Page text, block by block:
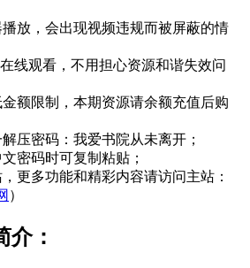
放，会出现视频违规而被屏蔽的情
线观看，不用担心资源和谐失效问
额限制，本期资源请余额充值后购
压密码：我爱书院从未离开；
密码时可复制粘贴；
更多功能和精彩内容请访问主站：
）
：